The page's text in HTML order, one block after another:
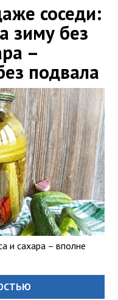
соседи:
зиму без
–
подвала
и сахара – вполне